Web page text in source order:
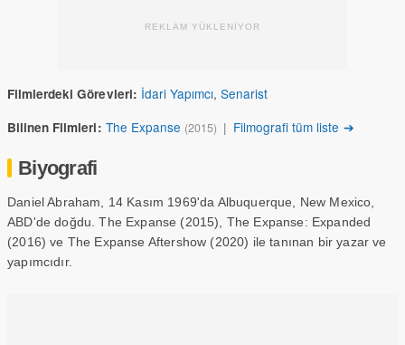
REKLAM YÜKLENİYOR
Filmlerdeki Görevleri: İdari Yapımcı,Senarist
Bilinen Filmleri: The Expanse (2015) | Filmografi tüm liste ➔
Biyografi
Daniel Abraham, 14 Kasım 1969'da Albuquerque, New Mexico,
ABD'de doğdu. The Expanse (2015), The Expanse: Expanded
(2016) ve The Expanse Aftershow (2020) ile tanınan bir yazar ve
yapımcıdır.